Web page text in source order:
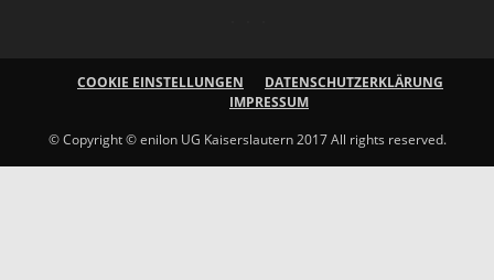
COOKIE EINSTELLUNGEN
DATENSCHUTZERKLÄRUNG
IMPRESSUM
© Copyright © enilon UG Kaiserslautern 2017 All rights reserved.